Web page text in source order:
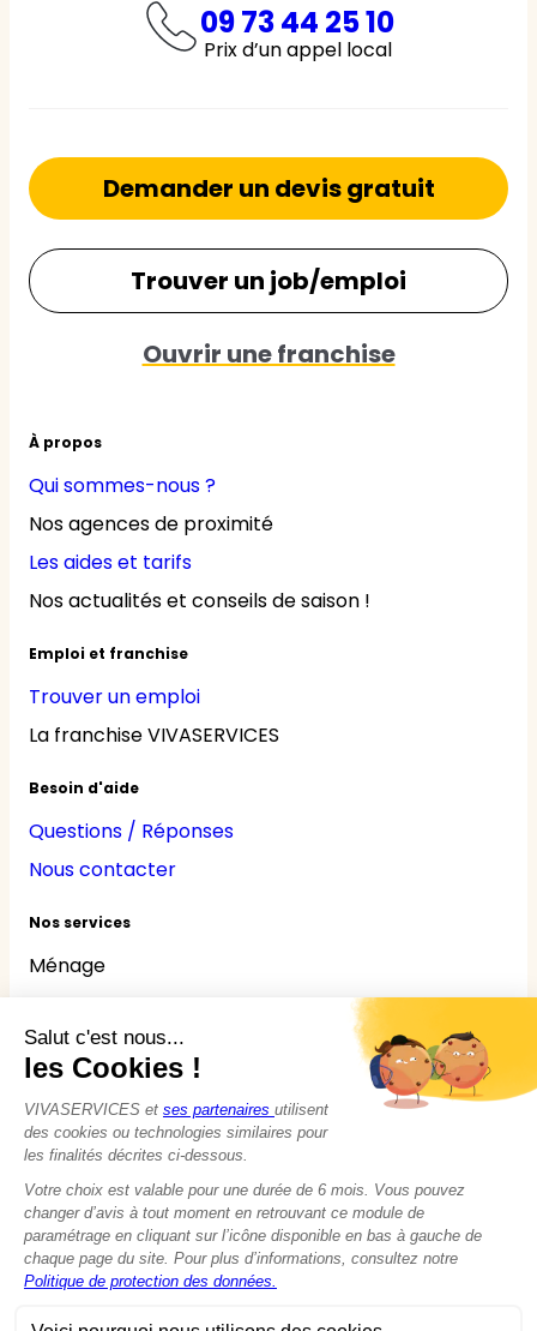
09 73 44 25 10
Prix d’un appel local
À propos
Qui sommes-nous ?
Nos agences de proximité
Les aides et tarifs
Nos actualités et conseils de saison !
Emploi et franchise
Trouver un emploi
La franchise VIVASERVICES
Besoin d'aide
Questions / Réponses
Nous contacter
Nos services
Ménage
Jardinage
Bricolage
Nounou
Seniors
Handicaps
Demander un devis gratuit
Trouver un job/emploi
Ouvrir une franchise
© 2015 - 2026VIVASERVICES
Modifier vos préférences en matière de cookies